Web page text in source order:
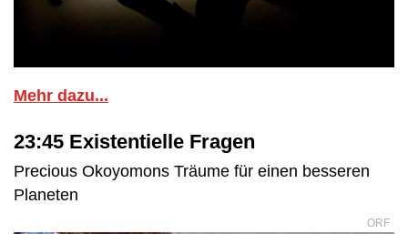
Mehr dazu...
23:45 Existentielle Fragen
Precious Okoyomons Träume für einen besseren
Planeten
ORF